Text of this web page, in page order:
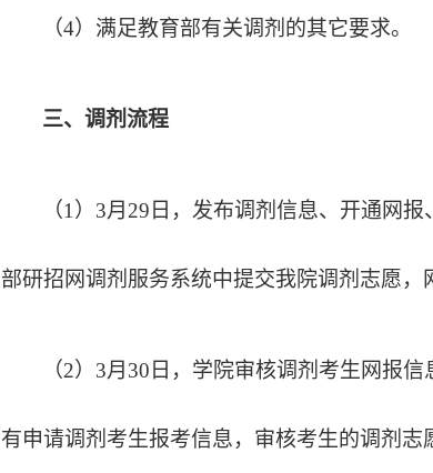
（4）满足教育部有关调剂的其它要求。
三、调剂流程
（1）3月 29 日，发布调剂信息、开通网
部研招网调剂服务系统中提交我院调剂志愿，
（2） 3月 30 日，学院审核调剂考生网报
有申请调剂考生报考信息，审核考生的调剂